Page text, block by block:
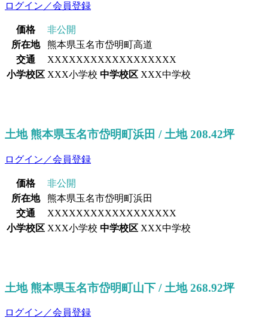
ログイン／会員登録
価格
非公開
所在地
熊本県玉名市岱明町高道
交通
XXXXXXXXXXXXXXXXXX
小学校区 XXX小学校 中学校区 XXX中学校
土地 熊本県玉名市岱明町浜田 / 土地 208.42坪
ログイン／会員登録
価格
非公開
所在地
熊本県玉名市岱明町浜田
交通
XXXXXXXXXXXXXXXXXX
小学校区 XXX小学校 中学校区 XXX中学校
土地 熊本県玉名市岱明町山下 / 土地 268.92坪
ログイン／会員登録